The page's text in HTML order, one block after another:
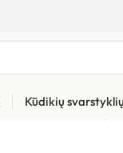
Kūdikių
» Elektrinis dantų